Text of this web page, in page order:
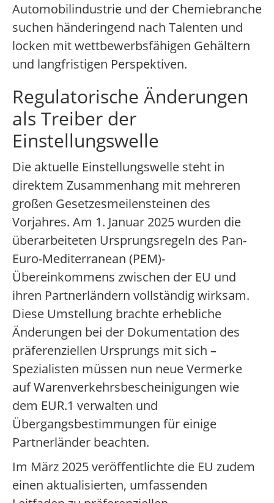
Automobilindustrie und der Chemiebranche
suchen händeringend nach Talenten und
locken mit wettbewerbsfähigen Gehältern
und langfristigen Perspektiven.
Regulatorische Änderungen
als Treiber der
Einstellungswelle
Die aktuelle Einstellungswelle steht in
direktem Zusammenhang mit mehreren
großen Gesetzesmeilensteinen des
Vorjahres. Am 1. Januar 2025 wurden die
überarbeiteten Ursprungsregeln des Pan-
Euro-Mediterranean (PEM)-
Übereinkommens zwischen der EU und
ihren Partnerländern vollständig wirksam.
Diese Umstellung brachte erhebliche
Änderungen bei der Dokumentation des
präferenziellen Ursprungs mit sich –
Spezialisten müssen nun neue Vermerke
auf Warenverkehrsbescheinigungen wie
dem EUR.1 verwalten und
Übergangsbestimmungen für einige
Partnerländer beachten.
Im März 2025 veröffentlichte die EU zudem
einen aktualisierten, umfassenden